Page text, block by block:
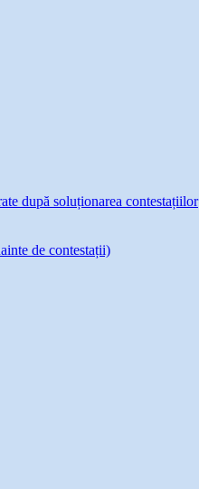
după soluționarea contestațiilor
de contestații)